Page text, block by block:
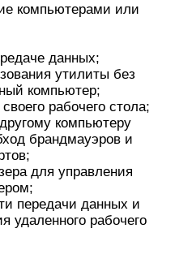
компьютерами или
данных;
утилиты без
компьютер;
рабочего стола;
компьютеру
брандмауэров и
для управления
передачи данных и
удаленного рабочего